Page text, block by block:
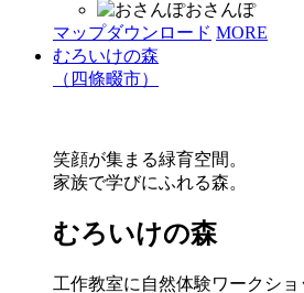
おさんぽ
マップダウンロード MORE
むろいけの森
（四條畷市）
笑顔が集まる緑育空間。
家族で学びにふれる森。
むろいけの森
工作教室に自然体験ワークシ